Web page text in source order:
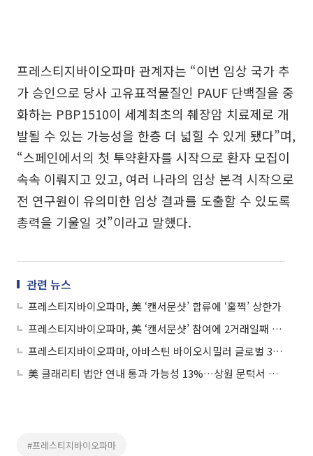
프레스티지바이오파마 관계자는 “이번 임상 국가 추
가 승인으로 당사 고유표적물질인 PAUF 단백질을 중
화하는 PBP1510이 세계최초의 췌장암 치료제로 개
발될 수 있는 가능성을 한층 더 넓힐 수 있게 됐다”며,
“스페인에서의 첫 투약환자를 시작으로 환자 모집이
속속 이뤄지고 있고, 여러 나라의 임상 본격 시작으로
전 연구원이 유의미한 임상 결과를 도출할 수 있도록
총력을 기울일 것”이라고 말했다.
관련 뉴스
프레스티지바이오파마, 美 ‘캔서문샷’ 합류에 ‘훌쩍’ 상한가
프레스티지바이오파마, 美 ‘캔서문샷’ 참여에 2거래일째 강세
프레스티지바이오파마, 아바스틴 바이오시밀러 글로벌 3상 환자모집 완료
美 클래리티 법안 연내 통과 가능성 13%…상원 문턱서 제동
#프레스티지바이오파마